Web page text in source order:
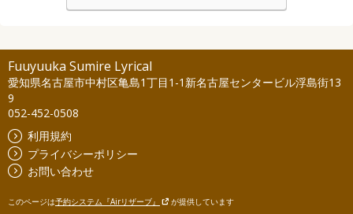
Fuuyuuka Sumire Lyrical
愛知県名古屋市中村区亀島1丁目1-1新名古屋センタービル浮島街13
9
052-452-0508
利用規約
プライバシーポリシー
お問い合わせ
このページは予約システム『Airリザーブ』 が提供しています